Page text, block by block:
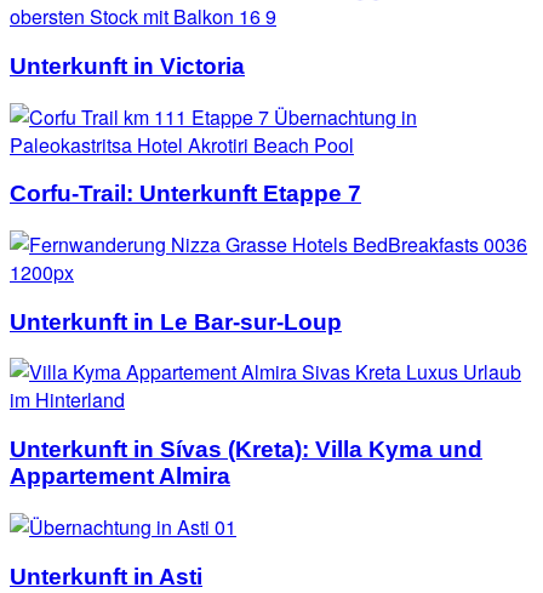
Unterkunft in Victoria
Corfu-Trail: Unterkunft Etappe 7
Unterkunft in Le Bar-sur-Loup
Unterkunft in Sívas (Kreta): Villa Kyma und
Appartement Almira
Unterkunft in Asti